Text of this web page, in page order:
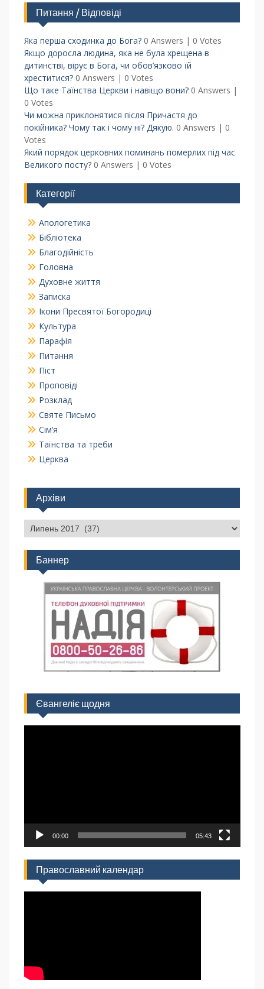
Питання / Відповіді
Яка перша сходинка до Бога? 0 Answers | 0 Votes
Якщо доросла людина, яка не була хрещена в
дитинстві, вірує в Бога, чи обов’язково їй
хреститися? 0 Answers | 0 Votes
Що таке Таїнства Церкви і навіщо вони? 0 Answers |
0 Votes
Чи можна приклонятися після Причастя до
покійника? Чому так і чому ні? Дякую. 0 Answers | 0
Votes
Який порядок церковних поминань померлих під час
Великого посту? 0 Answers | 0 Votes
Категорії
Апологетика
Бібліотека
Благодійність
Головна
Духовне життя
Записка
Ікони Пресвятої Богородиці
Культура
Парафія
Питання
Піст
Проповіді
Розклад
Святе Письмо
Сім’я
Таїнства та треби
Церква
Архіви
Баннер
Євангеліє щодня
00:00 05:43
Православний календар